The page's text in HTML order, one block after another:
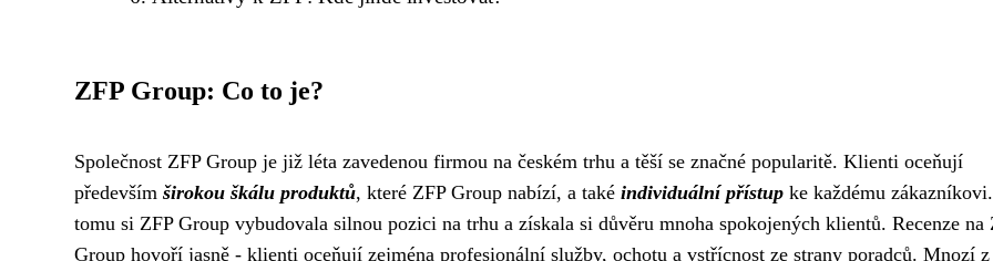
ZFP Group: Co to je?
Společnost ZFP Group je již léta zavedenou firmou na českém trhu a těší se značné popularitě. Klienti oceňují
především širokou škálu produktů, které ZFP Group nabízí, a také individuální přístup ke každému
tomu si ZFP Group vybudovala silnou pozici na trhu a získala si důvěru mnoha spokojených klientů. Recenze na
Group hovoří jasně - klienti oceňují zejména profesionální služby, ochotu a vstřícnost ze strany poradců. Mnozí